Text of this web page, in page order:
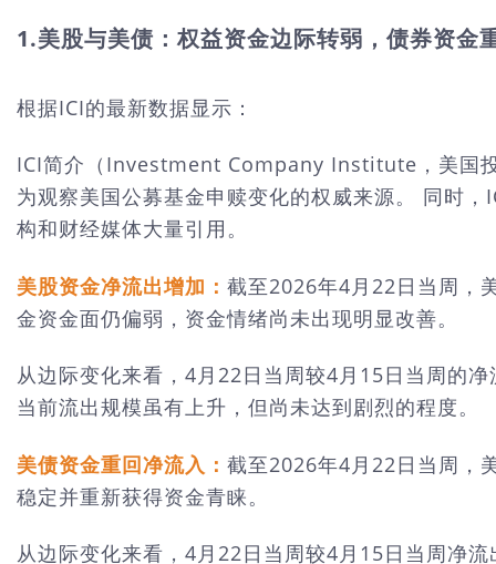
1.美股与美债：权益资金边际转弱，债券资金
根据ICI的最新数据显示：
ICI简介（Investment Company Institute，美国
为观察美国公募基金申赎变化的权威来源。 同时
构和财经媒体大量引用。
美股资金净流出增加： 截至2026年4月22日当周，
金资金面仍偏弱，资金情绪尚未出现明显改善。
从边际变化来看，4月22日当周较4月15日当周的
当前流出规模虽有上升，但尚未达到剧烈的程度。
美债资金重回净流入： 截至2026年4月22日当周，
稳定并重新获得资金青睐。
从边际变化来看，4月22日当周较4月15日当周净